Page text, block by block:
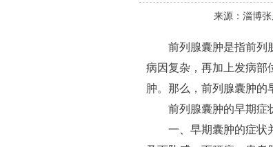
来源：淄博
前列腺囊肿是指前列腺
病因复杂，再加上发病部
肿。那么，前列腺囊肿的
前列腺囊肿的早期症
一、早期囊肿的症状并